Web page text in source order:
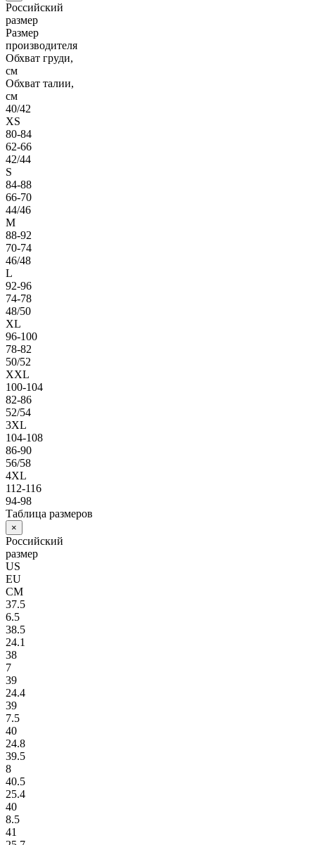
Российский
размер
Размер
производителя
Обхват груди,
см
Обхват талии,
см
40/42
XS
80-84
62-66
42/44
S
84-88
66-70
44/46
M
88-92
70-74
46/48
L
92-96
74-78
48/50
XL
96-100
78-82
50/52
XXL
100-104
82-86
52/54
3XL
104-108
86-90
56/58
4XL
112-116
94-98
Таблица размеров
×
Российский
размер
US
EU
СМ
37.5
6.5
38.5
24.1
38
7
39
24.4
39
7.5
40
24.8
39.5
8
40.5
25.4
40
8.5
41